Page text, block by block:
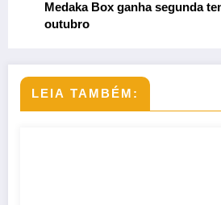
Medaka Box ganha segunda
outubro
LEIA TAMBÉM: